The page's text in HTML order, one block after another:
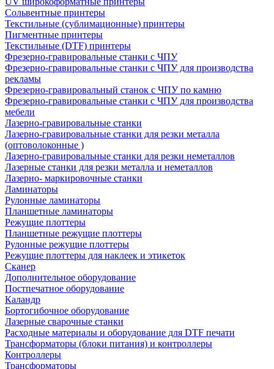
Сольвентные принтеры
Текстильные (сублимационные) принтеры
Пигментные принтеры
Текстильные (DTF) принтеры
Фрезерно-гравировальные станки с ЧПУ
Фрезерно-гравировальные станки с ЧПУ для производства
рекламы
Фрезерно-гравировальный станок с ЧПУ по камню
Фрезерно-гравировальные станки с ЧПУ для производства
мебели
Лазерно-гравировальные станки
Лазерно-гравировальные станки для резки металла
(оптоволоконные )
Лазерно-гравировальные станки для резки неметаллов
Лазерные станки для резки металла и неметаллов
Лазерно- маркировочные станки
Ламинаторы
Рулонные ламинаторы
Планшетные ламинаторы
Режущие плоттеры
Планшетные режущие плоттеры
Рулонные режущие плоттеры
Режущие плоттеры для наклеек и этикеток
Сканер
Дополнительное оборудование
Постпечатное оборудование
Каландр
Бортогибочное оборудование
Лазерные сварочные станки
Расходные материалы и оборудование для DTF печати
Трансформаторы (блоки питания) и контроллеры
Контроллеры
Трансформаторы